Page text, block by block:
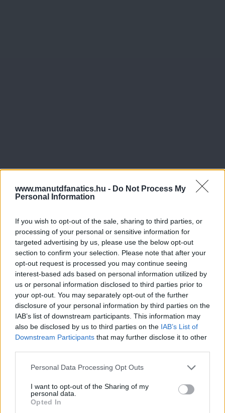
www.manutdfanatics.hu - Do Not Process My
Personal Information
If you wish to opt-out of the sale, sharing to third parties, or
processing of your personal or sensitive information for
targeted advertising by us, please use the below opt-out
section to confirm your selection. Please note that after your
opt-out request is processed you may continue seeing
interest-based ads based on personal information utilized by
us or personal information disclosed to third parties prior to
your opt-out. You may separately opt-out of the further
disclosure of your personal information by third parties on the
IAB’s list of downstream participants. This information may
also be disclosed by us to third parties on the IAB’s List of
Downstream Participants that may further disclose it to other
Please note that this website/app uses one or more Google
not limited to your visit or usage behaviour. You may click to
grant or deny consent to Google and its third-party tags to
use your data for below specified purposes in below Google
Personal Data Processing Opt Outs
I want to opt-out of the Sharing of my
personal data.
Opted In
Meccs Center